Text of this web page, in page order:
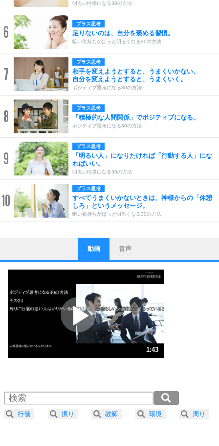
明るい性格になる30の方法
6 プラス思考
足りないのは、自分を褒める習慣。
暗い気持ちがぱっと明るくなる30の方法
7
プラス思考
相手を変えようとすると、うまくいかない。
自分を変えようとすると、うまくいく。
ポジティブ思考になる30の方法
8 プラス思考
「積極的な人間関係」でポジティブになる。
ポジティブ思考になる30の方法
9
プラス思考
「明るい人」になりたければ「行動する人」にな
ればいい。
明るい性格になる30の方法
10
プラス思考
すべてうまくいかないときは、神様からの「休憩
しろ」というメッセージ。
暗い気持ちがぱっと明るくなる30の方法
1
ストレス対策
他人と比べない。
いっそのこと、他人を見ない。
いらいらしない人になる30の方法
プラス思考
ポジティブになれない原因は、行動しないから。
ポジティブ思考になる30の方法
ストレス対策
人生、なんとかなるもの。
気楽に生きる30の方法
4 器の大きい人は、怒りを優しさで表現する。
プラス思考
動画 音声
1:43
2.0倍速 （203KB 51秒）
2.5倍速 （163KB 41秒）
3.0倍速 （136KB 34秒）
行儀 振り 教師 環境 周り